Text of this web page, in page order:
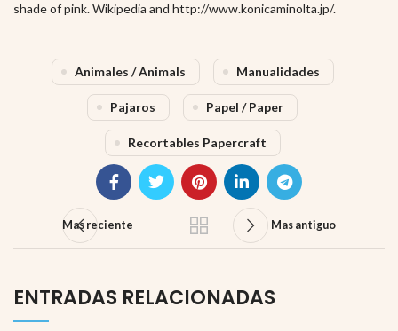
shade of pink. Wikipedia and http://www.konicaminolta.jp/.
Animales / Animals Manualidades
Pajaros Papel / Paper
Recortables Papercraft
Mas reciente Mas antiguo
ENTRADAS RELACIONADAS